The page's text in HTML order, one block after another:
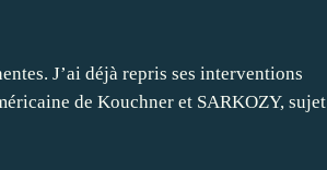
J’ai déjà repris ses interventions
de Kouchner et SARKOZY, sujet